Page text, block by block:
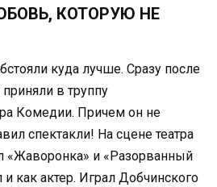
КОТОРУЮ НЕ
куда лучше. Сразу после
в труппу
Комедии. Причем он не
спектакли! На сцене театра
«Жаворонка» и «Разорванный
как актер. Играл Добчинского